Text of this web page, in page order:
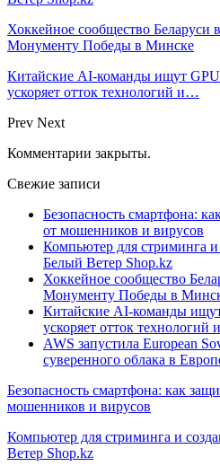
Хоккейное сообщество Беларуси
Монументу Победы в Минске
Китайские AI-команды ищут
ускоряет отток технологий и…
Prev Next
Комментарии закрыты.
Свежие записи
Безопасность смартфона:
от мошенников и вирусов
Компьютер для стриминга и
Белый Ветер Shop.kz
Хоккейное сообщество
Монументу Победы в
Китайские AI-команды
ускоряет отток технологий
AWS запустила European
суверенного облака в
Безопасность смартфона: как
мошенников и вирусов
Компьютер для стриминга и
Ветер Shop.kz